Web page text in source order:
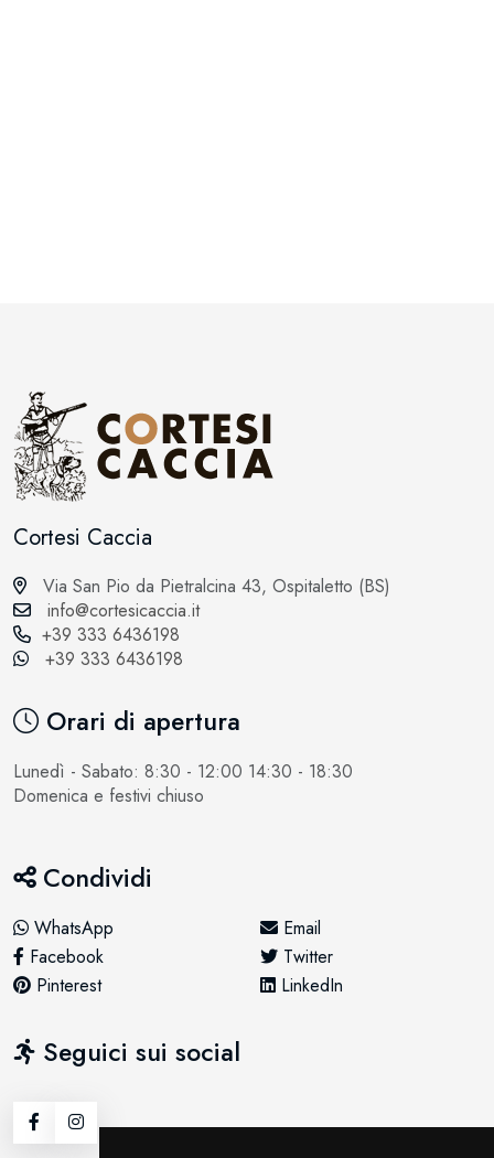
Cortesi Caccia
Via San Pio da Pietralcina 43, Ospitaletto (BS)
info@cortesicaccia.it
+39 333 6436198
+39 333 6436198
Orari di apertura
Lunedì - Sabato: 8:30 - 12:00 14:30 - 18:30
Domenica e festivi chiuso
Condividi
WhatsApp
Email
Facebook
Twitter
Pinterest
LinkedIn
Seguici sui social